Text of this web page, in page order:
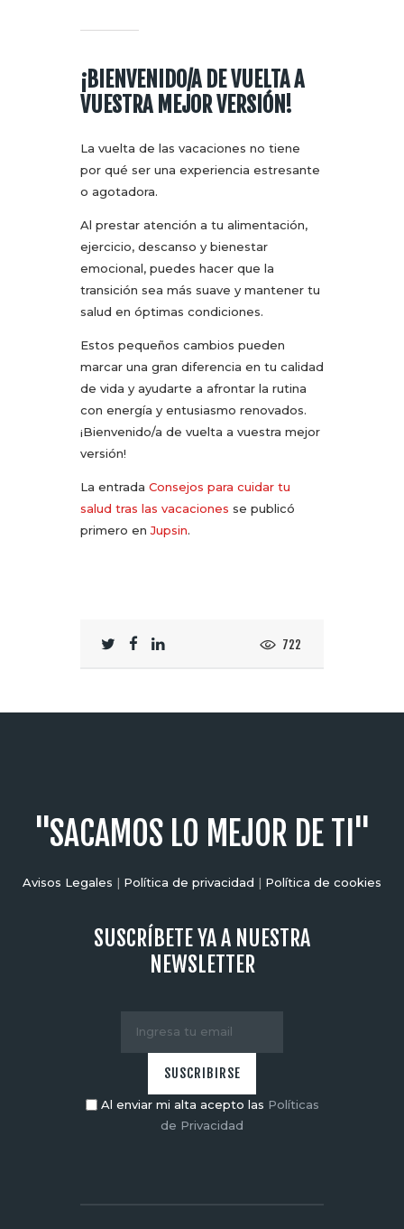
¡BIENVENIDO/A DE VUELTA A
VUESTRA MEJOR VERSIÓN!
La vuelta de las vacaciones no tiene
por qué ser una experiencia estresante
o agotadora.
Al prestar atención a tu alimentación,
ejercicio, descanso y bienestar
emocional, puedes hacer que la
transición sea más suave y mantener tu
salud en óptimas condiciones.
Estos pequeños cambios pueden
marcar una gran diferencia en tu calidad
de vida y ayudarte a afrontar la rutina
con energía y entusiasmo renovados.
¡Bienvenido/a de vuelta a vuestra mejor
versión!
La entrada Consejos para cuidar tu
salud tras las vacaciones se publicó
primero enJupsin.
722
"SACAMOS LO MEJOR DE TI"
Avisos Legales | Política de privacidad | Política de cookies
SUSCRÍBETE YA A NUESTRA
NEWSLETTER
Al enviar mi alta acepto las Políticas
de Privacidad